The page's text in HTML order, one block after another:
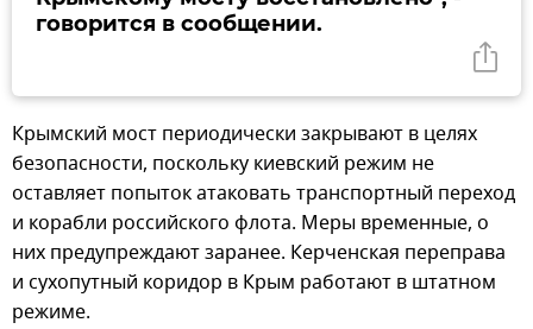
говорится в сообщении.
Крымский мост периодически закрывают в целях
безопасности, поскольку киевский режим не
оставляет попыток атаковать транспортный переход
и корабли российского флота. Меры временные, о
них предупреждают заранее. Керченская переправа
и сухопутный коридор в Крым работают в штатном
режиме.